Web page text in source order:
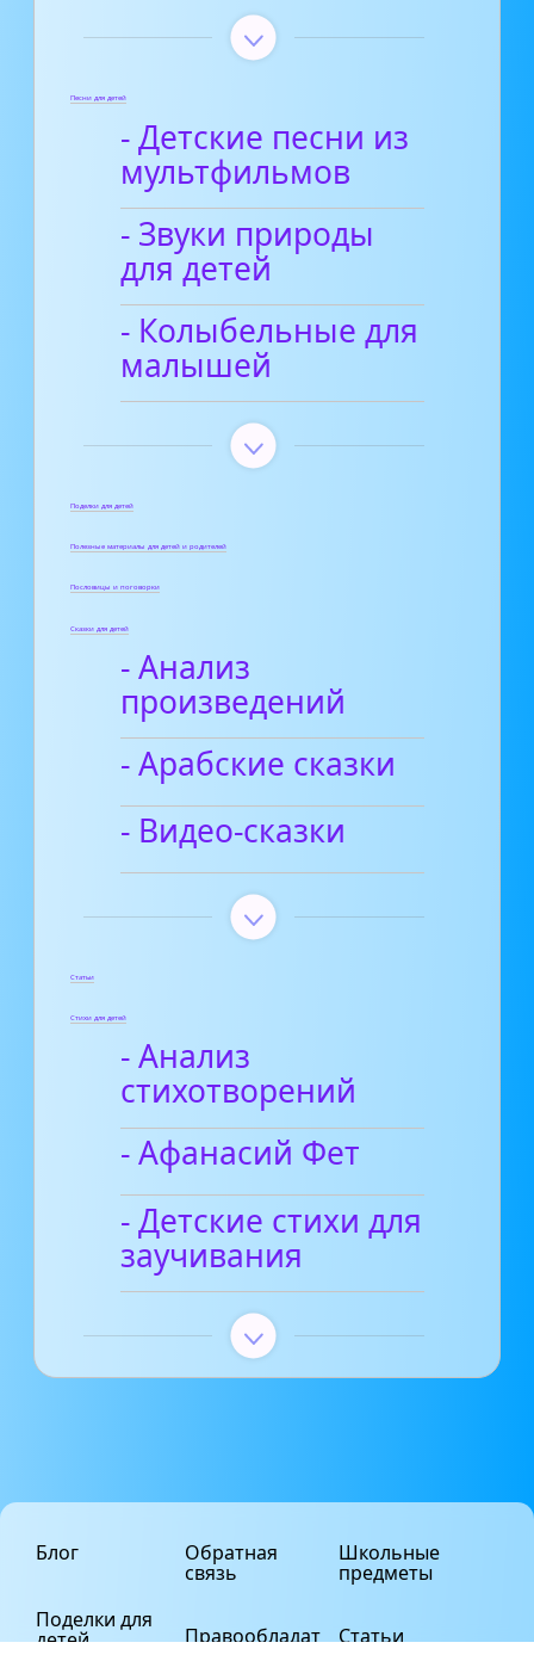
Песни для детей
- Детские песни из
мультфильмов
- Звуки природы
для детей
- Колыбельные для
малышей
Поделки для детей
Полезные материалы для детей и родителей
Пословицы и поговорки
Сказки для детей
- Анализ
произведений
- Арабские сказки
- Видео-сказки
Статьи
Стихи для детей
- Анализ
стихотворений
- Афанасий Фет
- Детские стихи для
заучивания
Блог
Поделки для
детей
Обратная
связь
Правообладат
Школьные
предметы
Статьи